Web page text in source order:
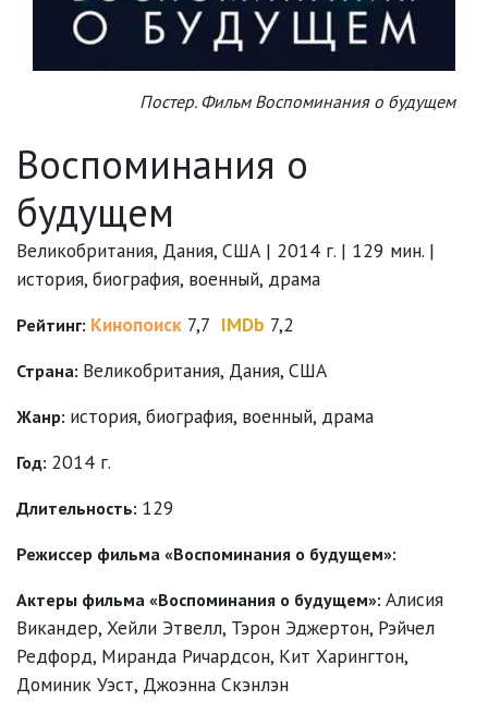
Постер. Фильм Воспоминания о будущем
Воспоминания о
будущем
Великобритания, Дания, США | 2014 г. | 129 мин. |
история, биография, военный, драма
Рейтинг: Кинопоиск 7,7 IMDb 7,2
Страна: Великобритания, Дания, США
Жанр: история, биография, военный, драма
Год: 2014 г.
Длительность: 129
Режиссер фильма «Воспоминания о будущем»:
Актеры фильма «Воспоминания о будущем»: Алисия
Викандер, Хейли Этвелл, Тэрон Эджертон, Рэйчел
Редфорд, Миранда Ричардсон, Кит Харингтон,
Доминик Уэст, Джоэнна Скэнлэн